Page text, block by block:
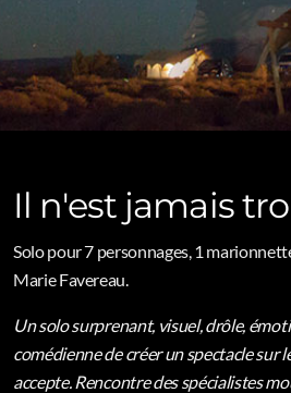
Il n'est jamais
Solo pour 7 personnages, 1
Marie Favereau.
Un solo surprenant, visuel, drôle,
comédienne de créer un spectacle sur
accepte. Rencontre des spécialistes